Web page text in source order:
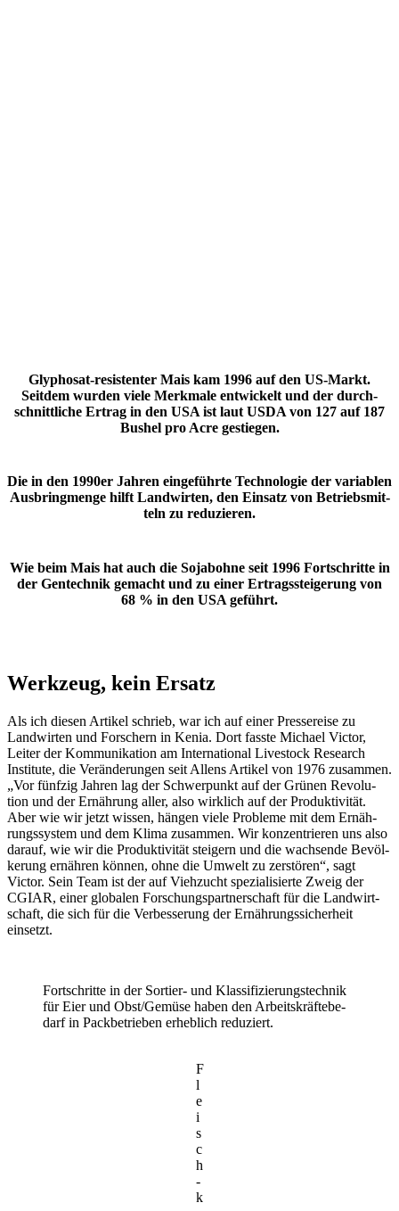
Glyphosat-resis­tenter Mais kam 1996 auf den US-Markt.
Seitdem wurden viele Merk­male entwi­ckelt und der durch­
schnitt­liche Ertrag in den USA ist laut USDA von 127 auf 187
Bushel pro Acre gestiegen.
Die in den 1990er Jahren einge­führte Tech­no­logie der varia­blen
Ausbring­menge hilft Land­wirten, den Einsatz von Betriebs­mit­
teln zu redu­zieren.
Wie beim Mais hat auch die Soja­bohne seit 1996 Fort­schritte in
der Gentechnik gemacht und zu einer Ertrags­stei­ge­rung von
68 % in den USA geführt.
Werk­zeug, kein Ersatz
Als ich diesen Artikel schrieb, war ich auf einer Pres­se­reise zu
Land­wirten und Forschern in Kenia. Dort fasste Michael Victor,
Leiter der Kommu­ni­ka­tion am Inter­na­tional Live­stock Rese­arch
Insti­tute, die Verän­de­rungen seit Allens Artikel von 1976 zusammen.
„Vor fünfzig Jahren lag der Schwer­punkt auf der Grünen Revo­lu­
tion und der Ernäh­rung aller, also wirk­lich auf der Produk­ti­vität.
Aber wie wir jetzt wissen, hängen viele Probleme mit dem Ernäh­
rungs­system und dem Klima zusammen. Wir konzen­trieren uns also
darauf, wie wir die Produk­ti­vität stei­gern und die wach­sende Bevöl­
ke­rung ernähren können, ohne die Umwelt zu zerstören“, sagt
Victor. Sein Team ist der auf Vieh­zucht spezia­li­sierte Zweig der
CGIAR, einer globalen Forschungs­part­ner­schaft für die Land­wirt­
schaft, die sich für die Verbes­se­rung der Ernäh­rungs­si­cher­heit
einsetzt.
Fort­schritte in der Sortier- und Klas­si­fi­zie­rungs­technik
für Eier und Obst/Gemüse haben den Arbeits­kräf­te­be­
darf in Pack­be­trieben erheb­lich redu­ziert.
F
l
e
i
s
c
h
­
k